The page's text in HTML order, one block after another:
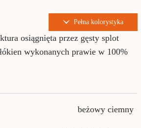
Pełna kolorystyka
osiągnięta przez gęsty splot
wykonanych prawie w 100%
beżowy ciemny